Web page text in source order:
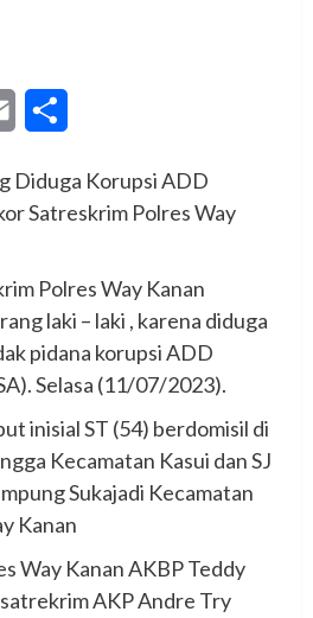
Email
Diduga Korupsi ADD
Satreskrim Polres Way
Polres Way Kanan
laki – laki , karena diduga
pidana korupsi ADD
Selasa (11/07/2023).
inisial ST (54) berdomisil di
Kecamatan Kasui dan SJ
Sukajadi Kecamatan
Kanan
Way Kanan AKBP Teddy
AKP Andre Try